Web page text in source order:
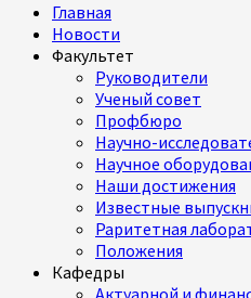
Главная
Новости
Факультет
Руководители
Ученый совет
Профбюро
Научно-
Научное
Наши достижения
Известные
Раритетная
Положения
Кафедры
Актуарной и